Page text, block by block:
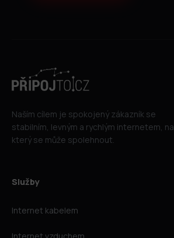
Naším cílem je spokojený zákazník se
stabilním, levným a rychlým internetem, na
který se může spolehnout.
Služby
Internet kabelem